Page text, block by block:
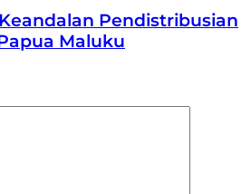
Pendistribusian
Maluku